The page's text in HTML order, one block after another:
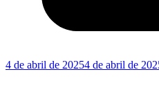
4 de abril de 20254 de abril de